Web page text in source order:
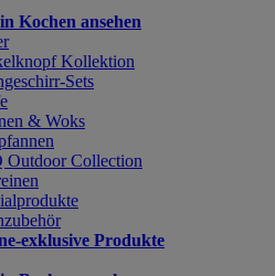
Kochen ansehen
Kollektion
Sets
& Woks
Outdoor Collection
exklusive Produkte